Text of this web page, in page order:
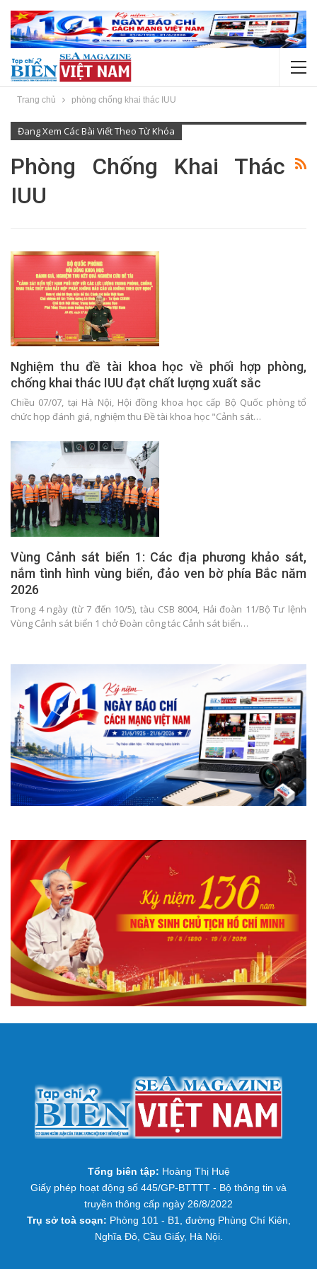
Trang chủ phòng chống khai thác IUU
Đang Xem Các Bài Viết Theo Từ Khóa
Phòng Chống Khai Thác
IUU
Nghiệm thu đề tài khoa học về phối hợp phòng,
chống khai thác IUU đạt chất lượng xuất sắc
Chiều 07/07, tại Hà Nội, Hội đồng khoa học cấp Bộ Quốc phòng tổ
chức họp đánh giá, nghiệm thu Đề tài khoa học "Cảnh sát…
Vùng Cảnh sát biển 1: Các địa phương khảo sát,
nắm tình hình vùng biển, đảo ven bờ phía Bắc năm
2026
Trong 4 ngày (từ 7 đến 10/5), tàu CSB 8004, Hải đoàn 11/Bộ Tư lệnh
Vùng Cảnh sát biển 1 chở Đoàn công tác Cảnh sát biển…
Tổng biên tập: Hoàng Thị Huệ
Giấy phép hoạt động số 445/GP-BTTTT - Bộ thông tin và
truyền thông cấp ngày 26/8/2022
Trụ sở toà soạn: Phòng 101 - B1, đường Phùng Chí Kiên,
Nghĩa Đô, Cầu Giấy, Hà Nội.